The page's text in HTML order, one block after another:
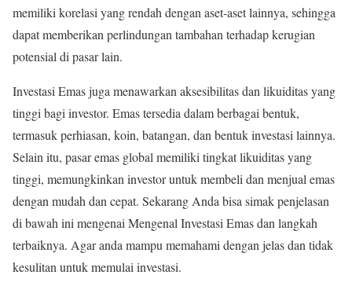
memiliki korelasi yang rendah dengan aset-aset lainnya, sehingga
dapat memberikan perlindungan tambahan terhadap kerugian
potensial di pasar lain.
Investasi Emas juga menawarkan aksesibilitas dan likuiditas yang
tinggi bagi investor. Emas tersedia dalam berbagai bentuk,
termasuk perhiasan, koin, batangan, dan bentuk investasi lainnya.
Selain itu, pasar emas global memiliki tingkat likuiditas yang
tinggi, memungkinkan investor untuk membeli dan menjual emas
dengan mudah dan cepat. Sekarang Anda bisa simak penjelasan
di bawah ini mengenai Mengenal Investasi Emasdan langkah
terbaiknya. Agar anda mampu memahami dengan jelas dan tidak
kesulitan untuk memulai investasi.